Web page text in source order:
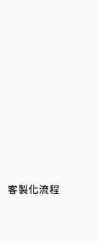
客製化流程